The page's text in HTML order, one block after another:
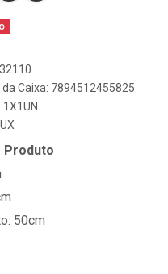
Caixa: 7894512455825
Produto
50cm